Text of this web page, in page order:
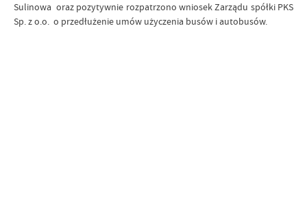
Sulinowa oraz pozytywnie rozpatrzono wniosek Zarządu spółki PKS
Sp. z o.o. o przedłużenie umów użyczenia busów i autobusów.